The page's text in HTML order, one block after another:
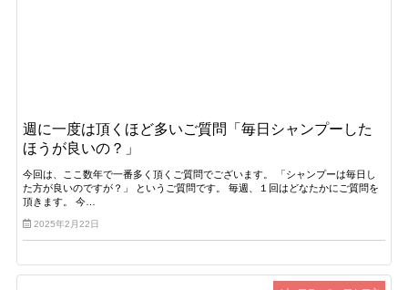
週に一度は頂くほど多いご質問「毎日シャンプーした
ほうが良いの？」
今回は、ここ数年で一番多く頂くご質問でございます。 「シャンプーは毎日し
た方が良いのですが？」 というご質問です。 毎週、１回はどなたかにご質問を
頂きます。 今…
2025年2月22日